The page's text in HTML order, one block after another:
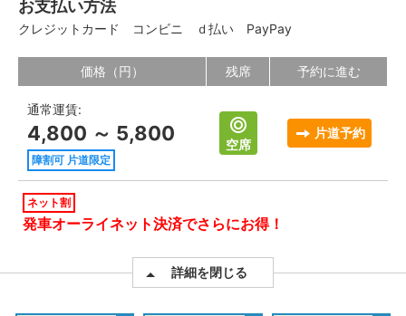
お支払い方法
クレジットカード コンビニ ｄ払い PayPay
価格（円） 残席 予約に進む
通常運賃:
4,800 ～ 5,800
障割可 片道限定
空席
片道予約
ネット割
発車オーライネット決済でさらにお得！
詳細を閉じる